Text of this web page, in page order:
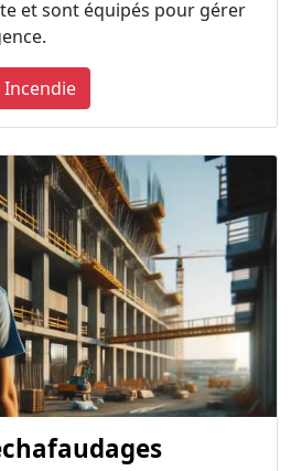
et sont équipés pour gérer
Incendie